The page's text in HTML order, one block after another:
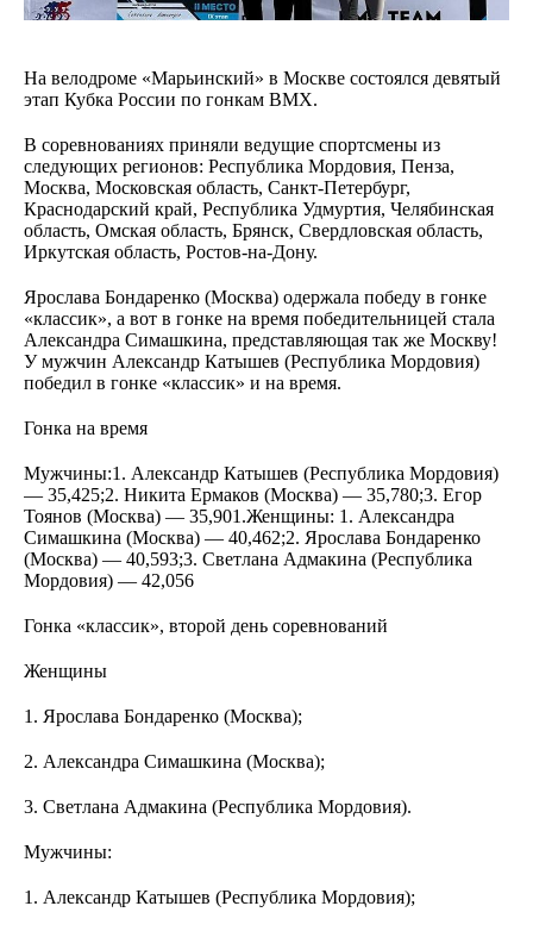
На велодроме «Марьинский» в Москве состоялся девятый
этап Кубка России по гонкам ВМХ.
В соревнованиях приняли ведущие спортсмены из
следующих регионов: Республика Мордовия, Пенза,
Москва, Московская область, Санкт-Петербург,
Краснодарский край, Республика Удмуртия, Челябинская
область, Омская область, Брянск, Свердловская область,
Иркутская область, Ростов-на-Дону.
Ярослава Бондаренко (Москва) одержала победу в гонке
«классик», а вот в гонке на время победительницей стала
Александра Симашкина, представляющая так же Москву!
У мужчин Александр Катышев (Республика Мордовия)
победил в гонке «классик» и на время.
Гонка на время
Мужчины:1. Александр Катышев (Республика Мордовия)
— 35,425;2. Никита Ермаков (Москва) — 35,780;3. Егор
Тоянов (Москва) — 35,901.Женщины: 1. Александра
Симашкина (Москва) — 40,462;2. Ярослава Бондаренко
(Москва) — 40,593;3. Светлана Адмакина (Республика
Мордовия) — 42,056
Гонка «классик», второй день соревнований
Женщины
1. Ярослава Бондаренко (Москва);
2. Александра Симашкина (Москва);
3. Светлана Адмакина (Республика Мордовия).
Мужчины:
1. Александр Катышев (Республика Мордовия);